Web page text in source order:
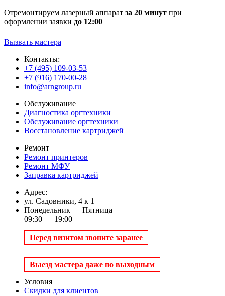
Отремонтируем лазерный аппарат за 20 минут при
оформлении заявки до 12:00
Вызвать мастера
Контакты:
+7 (495) 109-03-53
+7 (916) 170-00-28
info@arngroup.ru
Обслуживание
Диагностика оргтехники
Обслуживание оргтехники
Восстановление картриджей
Ремонт
Ремонт принтеров
Ремонт МФУ
Заправка картриджей
Адрес:
ул. Садовники, 4 к 1
Понедельник — Пятница
09:30 — 19:00
Перед визитом звоните заранее
Выезд мастера даже по выходным
Условия
Скидки для клиентов